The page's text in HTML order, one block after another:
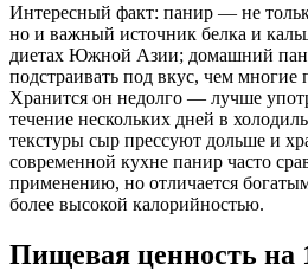
Интересный факт: панир — не
но и важный источник белка и
диетах Южной Азии; домашний
подстраивать под вкус, чем
Хранится он недолго — лучше
течение нескольких дней в
текстуры сыр прессуют дольше и
современной кухне панир часто
применению, но отличается
более высокой калорийностью.
Пищевая ценность на